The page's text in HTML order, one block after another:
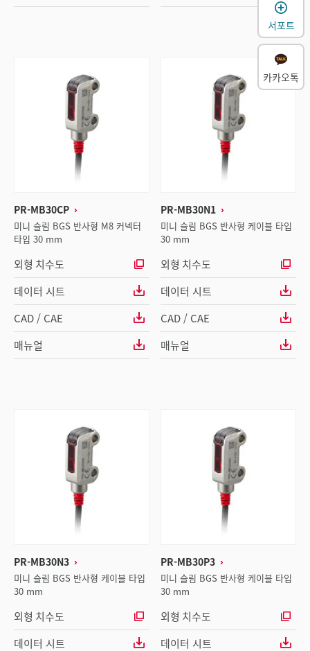
PR-MB30CP
미니 슬림 BGS 반사형 M8 커넥터
타입 30 mm
외형 치수도
데이터 시트
CAD / CAE
매뉴얼
PR-MB30N1
미니 슬림 BGS 반사형 케이블 타입
30 mm
외형 치수도
데이터 시트
CAD / CAE
매뉴얼
PR-MB30N3
미니 슬림 BGS 반사형 케이블 타입
30 mm
외형 치수도
데이터 시트
PR-MB30P3
미니 슬림 BGS 반사형 케이블 타입
30 mm
외형 치수도
데이터 시트
서포트
카카오톡